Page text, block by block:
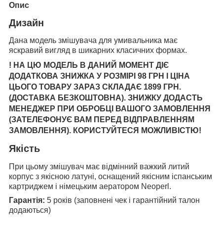
Опис
Дизайн
Дана модель змішувача для умивальника має
яскравий вигляд в шикарних класичних формах.
! НА ЦЮ МОДЕЛЬ В ДАНИЙ МОМЕНТ ДІЄ
ДОДАТКОВА ЗНИЖКА У РОЗМІРІ 98 ГРН І ЦІНА
ЦЬОГО ТОВАРУ ЗАРАЗ СКЛАДАЄ 1899 ГРН.
(ДОСТАВКА БЕЗКОШТОВНА). ЗНИЖКУ ДОДАСТЬ
МЕНЕДЖЕР ПРИ ОБРОБЦІ ВАШОГО ЗАМОВЛЕННЯ
(ЗАТЕЛЕФОНУЄ ВАМ ПЕРЕД ВІДПРАВЛЕННЯМ
ЗАМОВЛЕННЯ). КОРИСТУЙТЕСЯ МОЖЛИВІСТЮ!
Якість
При цьому змішувач має відмінний важкий литий
корпус з якісною латуні, оснащений якісним іспанським
картриджем і німецьким аератором Neoperl.
Гарантія: 5 років (заповнені чек і гарантійний талон
додаються)